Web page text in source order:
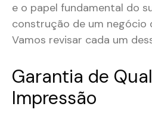
e o papel fundamental do
construção de um negócio
Vamos revisar cada um
Garantia de
Impressão